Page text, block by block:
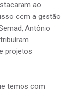
ao
com a gestão
Antônio
projetos
temos com